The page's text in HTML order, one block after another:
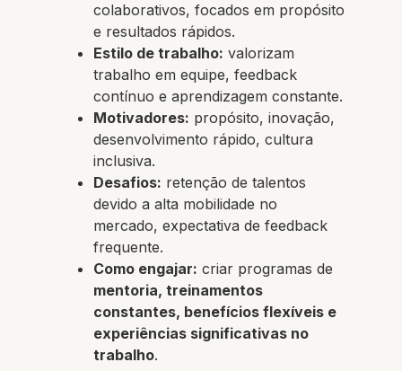
colaborativos, focados em propósito
e resultados rápidos.
Estilo de trabalho: valorizam
trabalho em equipe, feedback
contínuo e aprendizagem constante.
Motivadores: propósito, inovação,
desenvolvimento rápido, cultura
inclusiva.
Desafios: retenção de talentos
devido a alta mobilidade no
mercado, expectativa de feedback
frequente.
Como engajar: criar programas de
mentoria, treinamentos
constantes, benefícios flexíveis e
experiências significativas no
trabalho.